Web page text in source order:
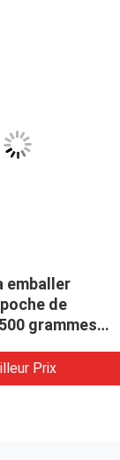
emballer
de
grammes
Prix